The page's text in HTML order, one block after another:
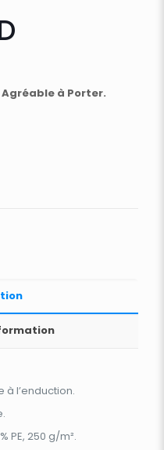
à Porter.
l’enduction.
PE, 250 g/m².